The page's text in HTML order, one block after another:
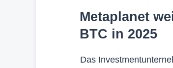
Metaplanet
BTC in 2025
Das